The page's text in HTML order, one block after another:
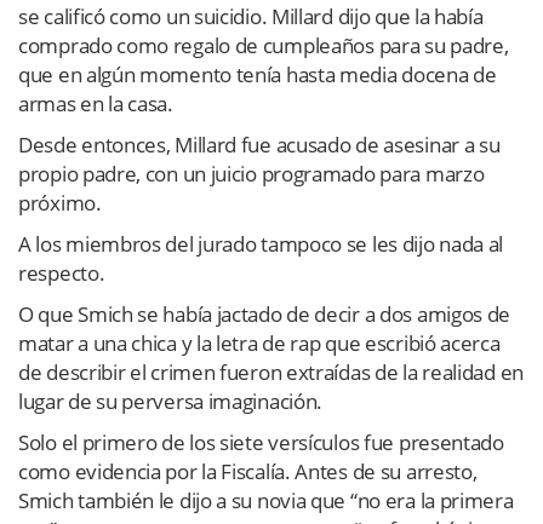
se calificó como un suicidio. Millard dijo que la había
comprado como regalo de cumpleaños para su padre,
que en algún momento tenía hasta media docena de
armas en la casa.
Desde entonces, Millard fue acusado de asesinar a su
propio padre, con un juicio programado para marzo
próximo.
A los miembros del jurado tampoco se les dijo nada al
respecto.
O que Smich se había jactado de decir a dos amigos de
matar a una chica y la letra de rap que escribió acerca
de describir el crimen fueron extraídas de la realidad en
lugar de su perversa imaginación.
Solo el primero de los siete versículos fue presentado
como evidencia por la Fiscalía. Antes de su arresto,
Smich también le dijo a su novia que “no era la primera